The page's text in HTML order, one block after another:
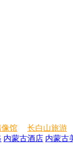
馆 长白山旅游
内蒙古酒店 内蒙古